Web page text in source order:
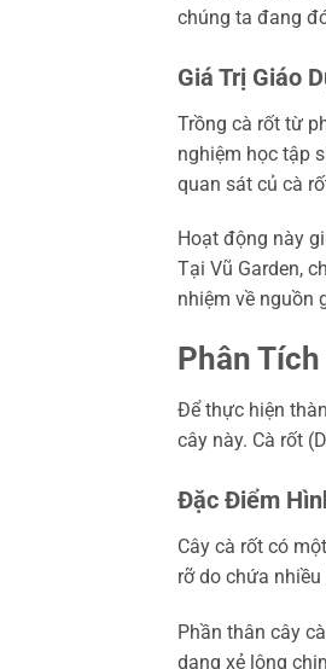
chúng ta đang
Giá Trị Giáo
Trồng cà rốt từ
nghiệm học tập
quan sát củ cà
Hoạt động này
Tại Vũ Garden,
nhiệm về nguồn
Phân
Để thực hiện
cây này. Cà rốt
Đặc Điểm
Cây cà rốt có
rỡ do chứa
Phần thân cây
dạng xẻ lông